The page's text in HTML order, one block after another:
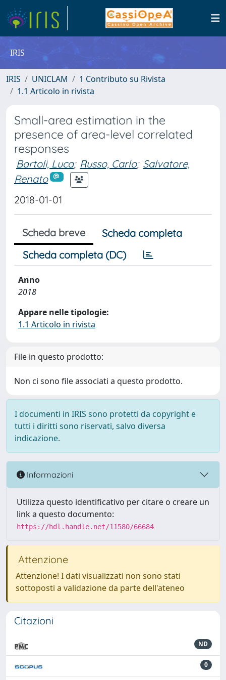
IRIS
IRIS UNICLAM
1 Contributo su Rivista
1.1 Articolo in rivista
Small-area estimation in the
presence of area-level correlated
responses
Bartoli, Luca; Russo, Carlo; Salvatore,
Renato
2018-01-01
Scheda breve
Scheda completa
Scheda completa (DC)
Anno
2018
Appare nelle tipologie:
1.1 Articolo in rivista
File in questo prodotto:
Non ci sono file associati a questo prodotto.
I documenti in IRIS sono protetti da copyright e
tutti i diritti sono riservati, salvo diversa
indicazione.
Informazioni
Utilizza questo identificativo per citare o creare un
link a questo documento:
https://hdl.handle.net/11580/66684
Attenzione
Attenzione! I dati visualizzati non sono stati
sottoposti a validazione da parte dell'ateneo
Citazioni
ND
0